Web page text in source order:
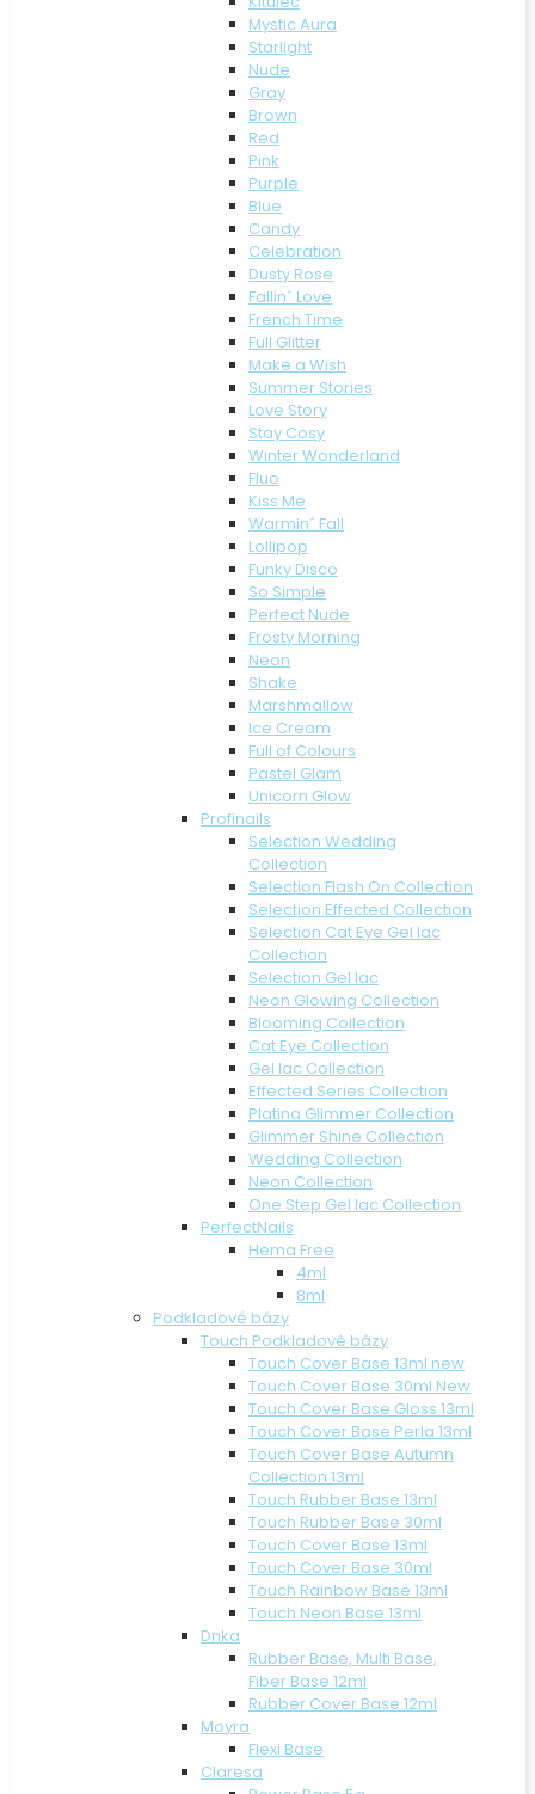
Mystic Aura
Starlight
Nude
Gray
Brown
Red
Pink
Purple
Blue
Candy
Celebration
Dusty Rose
Fallin´ Love
French Time
Full Glitter
Make a Wish
Summer Stories
Love Story
Stay Cosy
Winter Wonderland
Fluo
Kiss Me
Warmin´ Fall
Lollipop
Funky Disco
So Simple
Perfect Nude
Frosty Morning
Neon
Shake
Marshmallow
Ice Cream
Full of Colours
Pastel Glam
Unicorn Glow
Profinails
Selection Wedding
Collection
Selection Flash On Collection
Selection Effected Collection
Selection Cat Eye Gel lac
Collection
Selection Gel lac
Neon Glowing Collection
Blooming Collection
Cat Eye Collection
Gel lac Collection
Effected Series Collection
Platina Glimmer Collection
Glimmer Shine Collection
Wedding Collection
Neon Collection
One Step Gel lac Collection
PerfectNails
Hema Free
4ml
8ml
Podkladové bázy
Touch Podkladové bázy
Touch Cover Base 13ml new
Touch Cover Base 30ml New
Touch Cover Base Gloss 13ml
Touch Cover Base Perla 13ml
Touch Cover Base Autumn
Collection 13ml
Touch Rubber Base 13ml
Touch Rubber Base 30ml
Touch Cover Base 13ml
Touch Cover Base 30ml
Touch Rainbow Base 13ml
Touch Neon Base 13ml
Dnka
Rubber Base, Multi Base,
Fiber Base 12ml
Rubber Cover Base 12ml
Moyra
Flexi Base
Claresa